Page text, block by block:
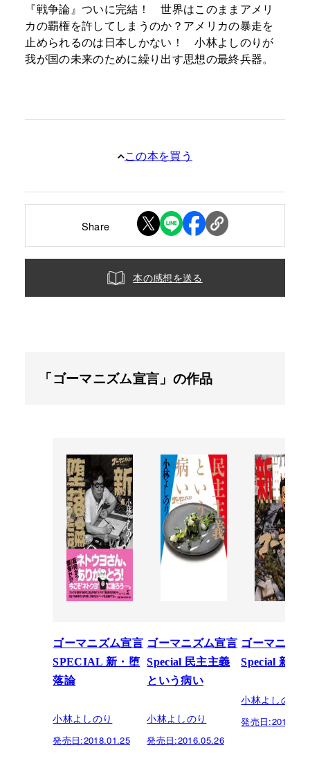
『戦争論』ついに完結！ 世界はこのままアメリ
カの覇権を許してしまうのか？アメリカの暴走を
止められるのは日本しかない！ 小林よしのりが
我が国の未来のために繰り出す思想の最終兵器。
この本を買う
Share
本の感想を送る
「ゴーマニズム宣言」の作品
ゴーマニズム宣言
SPECIAL 新・堕
落論
小林よしのり
発売日:2018.01.25
ゴーマニズム宣言
Special 民主主義
という病い
小林よしのり
発売日:2016.05.26
ゴーマニズ
Special 新戦
小林よしのり
発売日: